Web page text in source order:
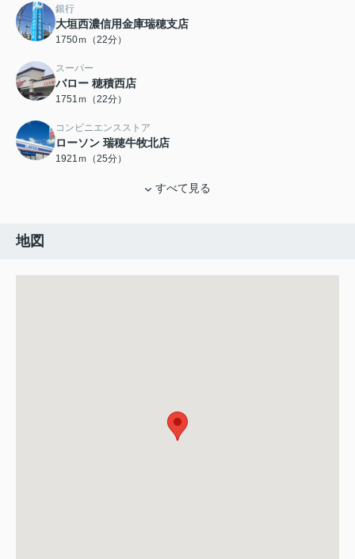
銀行
大垣西濃信用金庫瑞穂支店
1750ｍ（22分）
スーパー
バロー 穂積西店
1751ｍ（22分）
コンビニエンスストア
ローソン 瑞穂牛牧北店
1921ｍ（25分）
すべて見る
地図